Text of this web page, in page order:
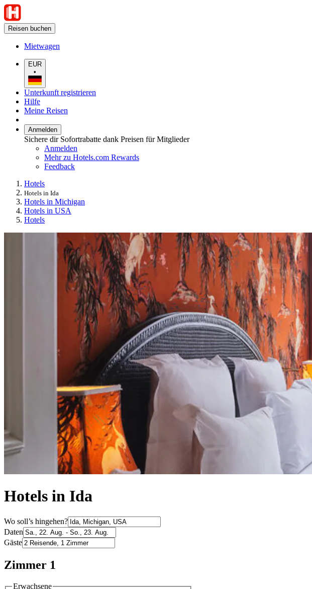
Reisen buchen
Mietwagen
EUR
•
Unterkunft registrieren
Hilfe
Meine Reisen
Anmelden
Sichere dir Sofortrabatte dank Preisen für Mitglieder
Anmelden
Mehr zu Hotels.com Rewards
Feedback
Hotels
Hotels in Ida
Hotels in Michigan
Hotels in USA
Hotels
Hotels in Ida
Wo soll’s hingehen?
Daten
Gäste
Zimmer 1
Erwachsene